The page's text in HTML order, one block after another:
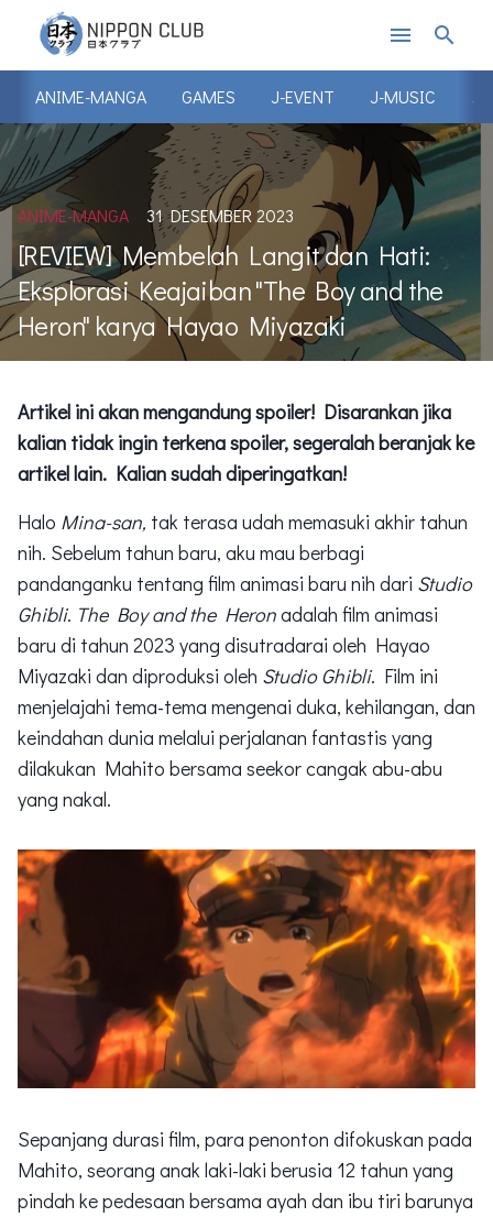
menu search
ANIME-MANGA GAMES J-EVENT J-MUSIC J-
ANIME-MANGA 31 DESEMBER 2023
[REVIEW] Membelah Langit dan Hati:
Eksplorasi Keajaiban "The Boy and the
Heron" karya Hayao Miyazaki
Artikel ini akan mengandung spoiler! Disarankan jika
kalian tidak ingin terkena spoiler, segeralah beranjak ke
artikel lain. Kalian sudah diperingatkan!
Halo Mina-san, tak terasa udah memasuki akhir tahun
nih. Sebelum tahun baru, aku mau berbagi
pandanganku tentang film animasi baru nih dari Studio
Ghibli. The Boy and the Heronadalah film animasi
baru di tahun 2023 yang disutradarai oleh Hayao
Miyazaki dan diproduksi oleh Studio Ghibli. Film ini
menjelajahi tema-tema mengenai duka, kehilangan, dan
keindahan dunia melalui perjalanan fantastis yang
dilakukan Mahito bersama seekor cangak abu-abu
yang nakal.
Sepanjang durasi film, para penonton difokuskan pada
Mahito, seorang anak laki-laki berusia 12 tahun yang
pindah ke pedesaan bersama ayah dan ibu tiri barunya